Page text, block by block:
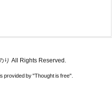
り All Rights Reserved.
provided by "Thought is free".